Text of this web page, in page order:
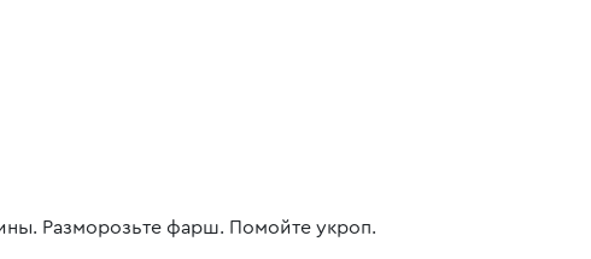
Разморозьте фарш. Помойте укроп.